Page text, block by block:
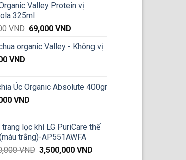
Valley Protein vị
325ml
VND Giá
là:
69,000VND
tại
organic Valley - Không vị
VND
Úc Organic Absolute 400gr
VND
trang lọc khí LG PuriCare thế
trắng)-AP551AWFA
VND Giá
3,500,000VND